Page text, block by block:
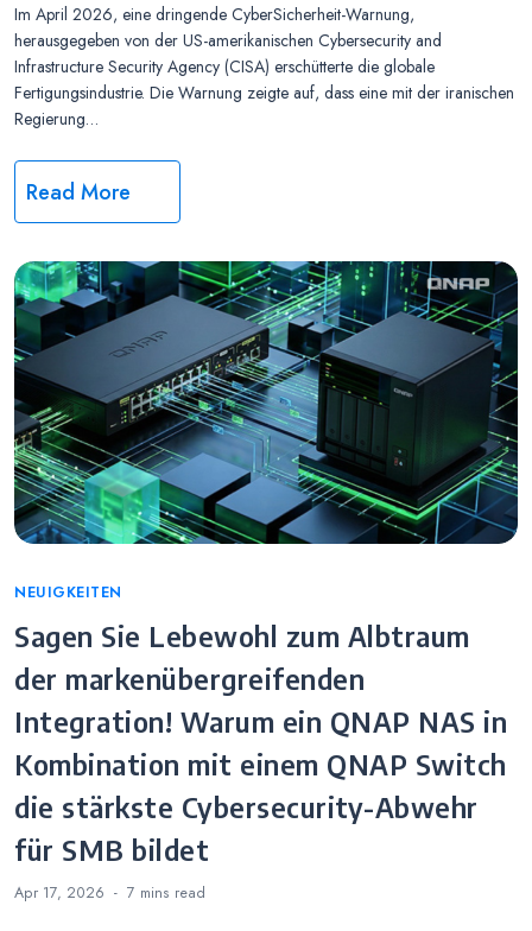
Im April 2026, eine dringende CyberSicherheit-Warnung,
herausgegeben von der US-amerikanischen Cybersecurity and
Infrastructure Security Agency (CISA) erschütterte die globale
Fertigungsindustrie. Die Warnung zeigte auf, dass eine mit der iranischen
Regierung…
Read More
Categories
NEUIGKEITEN
Sagen Sie Lebewohl zum Albtraum
der markenübergreifenden
Integration! Warum ein QNAP NAS in
Kombination mit einem QNAP Switch
die stärkste Cybersecurity-Abwehr
für SMB bildet
Apr 17, 2026 7 mins read